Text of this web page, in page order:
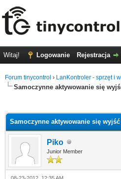
Witaj! Logowanie Rejestracja
Forum tinycontrol › LanKontroler - sprzęt i
Samoczynne aktywowanie się
Samoczynne aktywowanie się wyjść
Piko
Junior Member